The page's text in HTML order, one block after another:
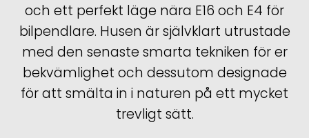
och ett perfekt läge nära E16 och E4 för
bilpendlare. Husen är självklart utrustade
med den senaste smarta tekniken för er
bekvämlighet och dessutom designade
för att smälta in i naturen på ett mycket
trevligt sätt.